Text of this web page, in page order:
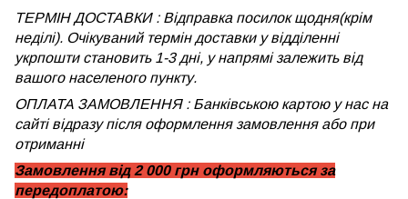
ТЕРМІН ДОСТАВКИ : Відправка посилок щодня(крім
неділі). Очікуваний термін доставки у відділенні
укрпошти становить 1-3 дні, у напрямі залежить від
вашого населеного пункту.
ОПЛАТА ЗАМОВЛЕННЯ : Банківською картою у нас на
сайті відразу після оформлення замовлення або при
отриманні
Замовлення від 2 000 грн оформляються за
передоплатою: